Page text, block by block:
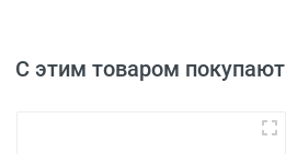
С этим товаром покупают